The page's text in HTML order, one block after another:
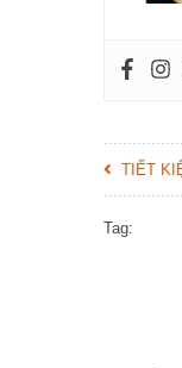
TIẾT
Tag: